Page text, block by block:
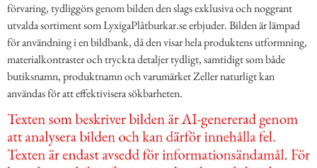
förvaring, tydliggörs genom bilden den slags exklusiva och noggrant
utvalda sortiment som LyxigaPlåtburkar.se erbjuder. Bilden är lämpad
för användning i en bildbank, då den visar hela produktens utformning,
materialkontraster och tryckta detaljer tydligt, samtidigt som både
butiksnamn, produktnamn och varumärket Zeller naturligt kan
användas för att effektivisera sökbarheten.